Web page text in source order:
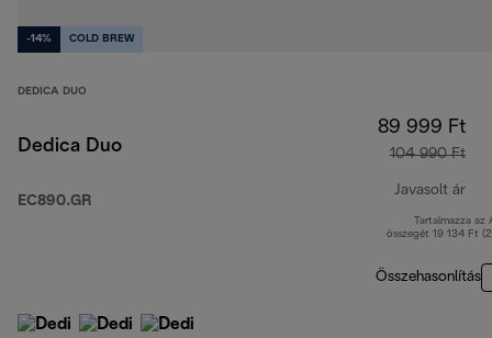
-14% COLD BREW
DEDICA DUO
Dedica Duo
EC890.GR
89 999 Ft
104 990 Ft
Javasolt ár
Tartalmazza az
összegét 19 134 Ft
Összehasonlítás